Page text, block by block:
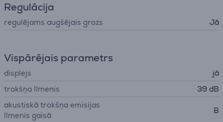
Regulācija
regulējams augšējais grozs Jā
Vispārējais parametrs
displejs
jā
trokšņa līmenis
39 dB
akustiskā trokšņa emisijas
līmenis gaisā
B